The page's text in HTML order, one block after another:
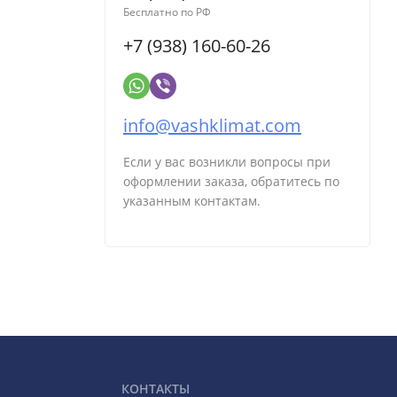
Бесплатно по РФ
+7 (938) 160-60-26
info@vashklimat.com
Если у вас возникли вопросы при
оформлении заказа, обратитесь по
указанным контактам.
КОНТАКТЫ